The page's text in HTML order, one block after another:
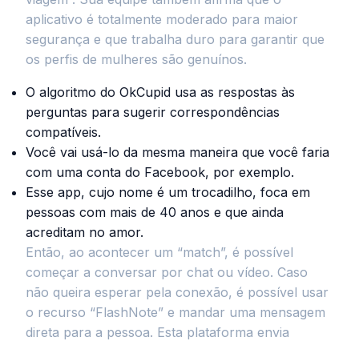
aplicativo é totalmente moderado para maior
segurança e que trabalha duro para garantir que
os perfis de mulheres são genuínos.
O algoritmo do OkCupid usa as respostas às
perguntas para sugerir correspondências
compatíveis.
Você vai usá-lo da mesma maneira que você faria
com uma conta do Facebook, por exemplo.
Esse app, cujo nome é um trocadilho, foca em
pessoas com mais de 40 anos e que ainda
acreditam no amor.
Então, ao acontecer um “match”, é possível
começar a conversar por chat ou vídeo. Caso
não queira esperar pela conexão, é possível usar
o recurso “FlashNote” e mandar uma mensagem
direta para a pessoa. Esta plataforma envia